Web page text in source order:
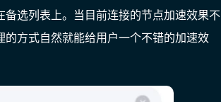
选列表上。当目前连接的节点加速效果不
方式自然就能给用户一个不错的加速效